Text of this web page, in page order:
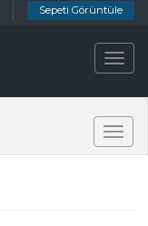
Sepeti Görüntüle